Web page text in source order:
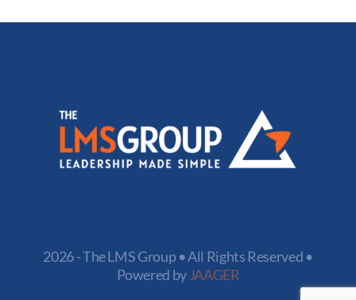
2026 - The LMS Group • All Rights Reserved •
Powered by JAAGER